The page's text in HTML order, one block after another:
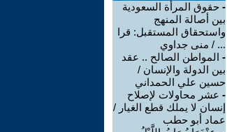
- حقوق المرأة السعودية
بين أصالة المنهج
واستحقاق المستقبل: قرا
... / منى جداوي
- المواطن الصالح .. عقد
بين الدولة والإنسان /
حسين علي الحمداني
- عشر محاولات لإصلاح
إنسان لا يملك قطع الغيار /
عماد أبو حطب